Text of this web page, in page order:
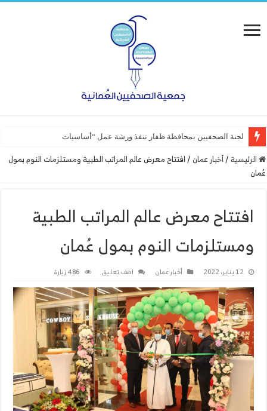
لجنة الصحفيين بمحافظة ظفار تنفذ ورشة عمل “أساسيات التصميم”
الرئيسية /أخبار عمان /افتتاح معرض عالم المراتب الطبية ومستلزمات النوم بمول
عُمان
افتتاح معرض عالم المراتب الطبية
ومستلزمات النوم بمول عُمان
12 يناير، 2022 أخبار عمان اضف تعليق 486 زيارة